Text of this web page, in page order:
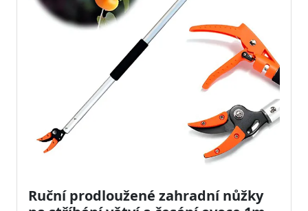
Ruční prodloužené zahradní nůžky